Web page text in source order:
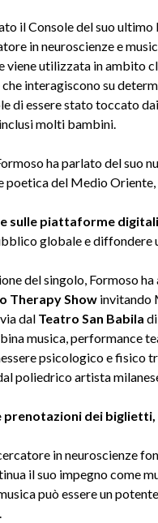
il Console del suo
in neuroscienze e
viene utilizzata in ambito
interagiscono su
di essere stato toccato
molti bambini.
ha parlato del suo
poetica del Medio
sulle piattaforme
globale e diffondere
del singolo, Formoso
Therapy Show invitando
dal Teatro San Babila di
musica, performance
psicologico e fisico
poliedrico artista
prenotazioni dei biglietti,
in neuroscienze
il suo impegno come
può essere un